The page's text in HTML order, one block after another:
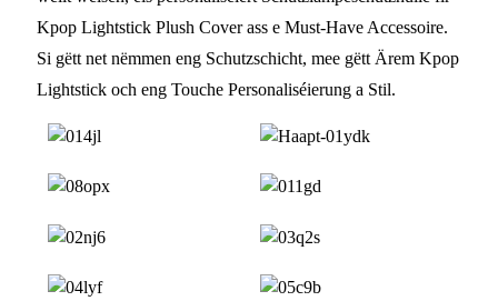
Kpop Lightstick Plush Cover ass e Must-Have Accessoire.
Si gëtt net nëmmen eng Schutzschicht, mee gëtt Ärem Kpop
Lightstick och eng Touche Personaliséierung a Stil.